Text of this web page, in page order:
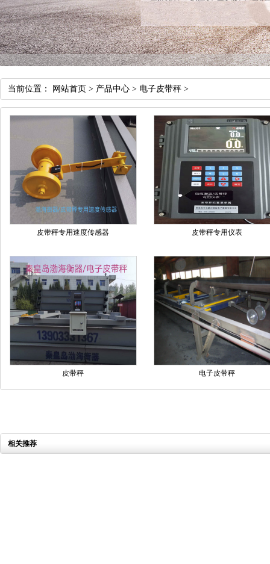
当前位置： 网站首页 > 产品中心 > 电子皮带秤 >
皮带秤专用速度传感器 皮带秤专用仪表
皮带秤 电子皮带秤
相关推荐